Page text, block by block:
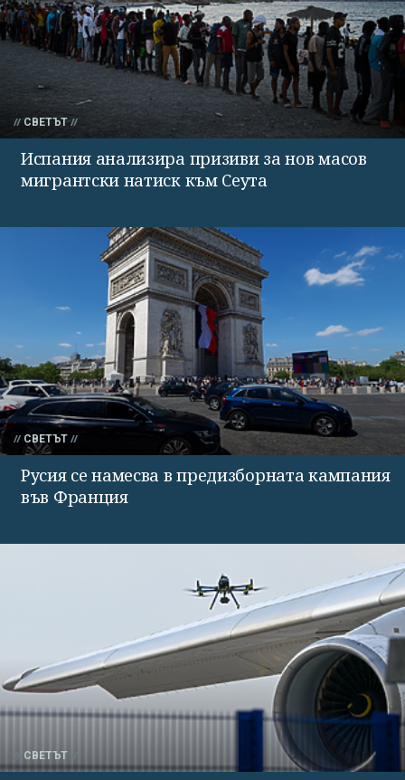
СВЕТЪТ
Испания анализира призиви за нов масов
мигрантски натиск към Сеута
СВЕТЪТ
Русия се намесва в предизборната кампания
във Франция
СВЕТЪТ